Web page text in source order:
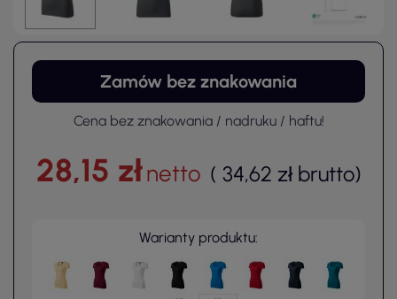
Zamów bez znakowania
Cena bez znakowania / nadruku / haftu!
28,15 złnetto ( 34,62 zł brutto)
Warianty produktu: